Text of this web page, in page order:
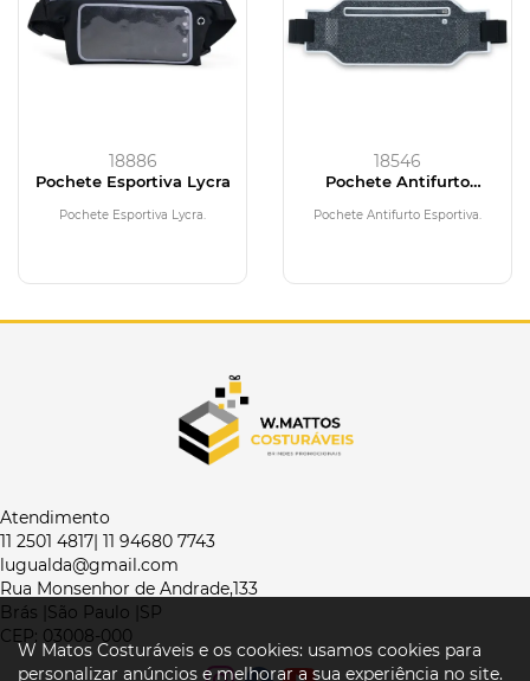
18886
Pochete Esportiva Lycra
Pochete Esportiva Lycra.
18546
Pochete Antifurto
Pochete Antifurto Esportiva.
Atendimento
11 2501 4817| 11 94680 7743
lugualda@gmail.com
Rua Monsenhor de Andrade,133
Brás |São Paulo |SP
CEP: 03008-000
W Matos Costuráveis e os cookies: usamos cookies para
personalizar anúncios e melhorar a sua experiência no site.